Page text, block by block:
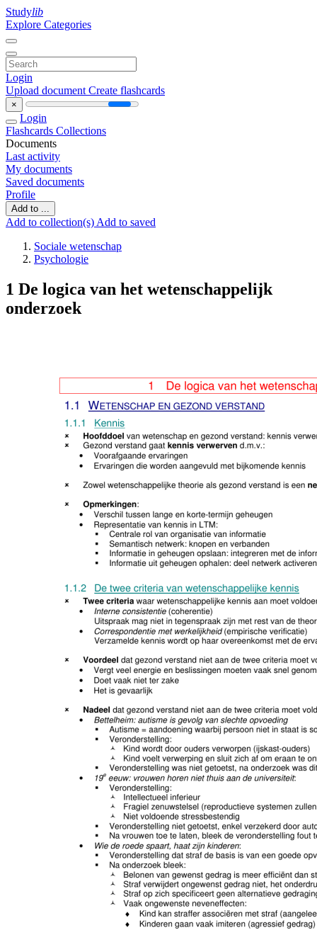
Studylib
Explore Categories
Login
Upload document Create flashcards
×
Login
Flashcards Collections
Documents
Last activity
My documents
Saved documents
Profile
Add to ...
Add to collection(s) Add to saved
Sociale wetenschap
Psychologie
1 De logica van het wetenschappelijk
onderzoek